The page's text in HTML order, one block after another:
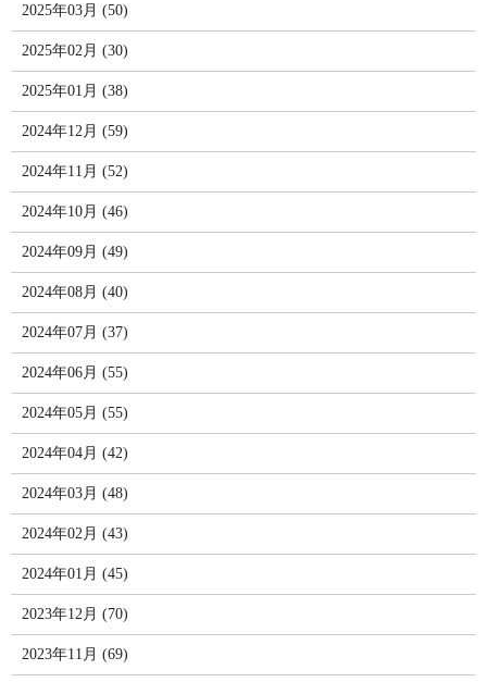
2025年03月 (50)
2025年02月 (30)
2025年01月 (38)
2024年12月 (59)
2024年11月 (52)
2024年10月 (46)
2024年09月 (49)
2024年08月 (40)
2024年07月 (37)
2024年06月 (55)
2024年05月 (55)
2024年04月 (42)
2024年03月 (48)
2024年02月 (43)
2024年01月 (45)
2023年12月 (70)
2023年11月 (69)